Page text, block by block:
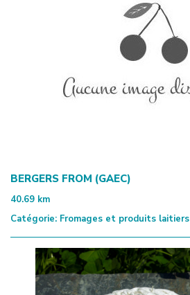
BERGERS FROM (GAEC)
40.69 km
Catégorie: Fromages et produits laitiers